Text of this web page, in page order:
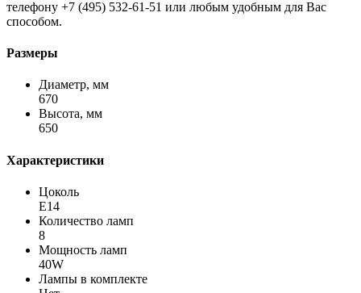
телефону +7 (495) 532-61-51 или любым удобным для Вас
способом.
Размеры
Диаметр, мм
670
Высота, мм
650
Характеристики
Цоколь
E14
Количество ламп
8
Мощность ламп
40W
Лампы в комплекте